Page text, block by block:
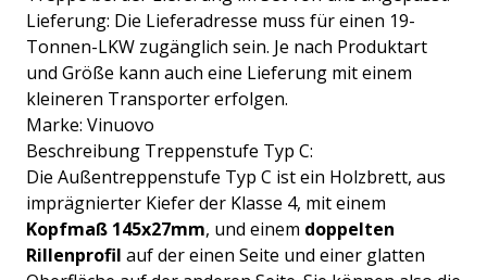
Lieferung: Die Lieferadresse muss für einen 19-
Tonnen-LKW zugänglich sein. Je nach Produktart
und Größe kann auch eine Lieferung mit einem
kleineren Transporter erfolgen.
Marke: Vinuovo
Beschreibung Treppenstufe Typ C:
Die Außentreppenstufe Typ C ist ein Holzbrett, aus
imprägnierter Kiefer der Klasse 4, mit einem
Kopfmaß 145x27mm, und einem doppelten
Rillenprofil auf der einen Seite und einer glatten